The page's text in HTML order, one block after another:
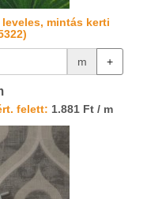
mintás kerti
m +
felett: 1.881 Ft / m